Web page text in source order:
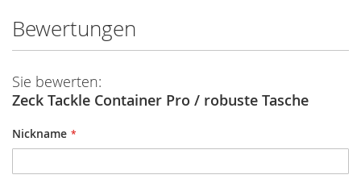
Bewertungen
Sie bewerten:
Zeck Tackle Container Pro / robuste Tasche
Nickname